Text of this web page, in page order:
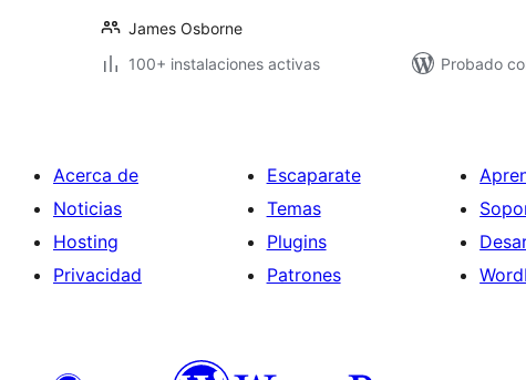
James Osborne
100+ instalaciones activas
Probado
Acerca de
Noticias
Hosting
Privacidad
Escaparate
Temas
Plugins
Patrones